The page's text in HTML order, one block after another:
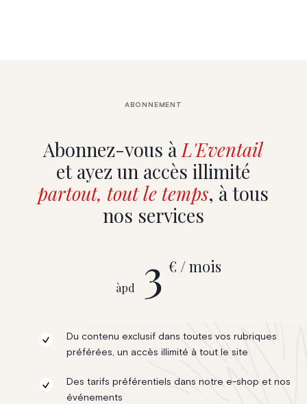
Abonnez-vous àL'Eventail
et ayez un accès illimité
partout, tout le temps, à tous
nos services
ABONNEMENT
àpd 3 € / mois
Du contenu exclusif dans toutes vos rubriques
préférées, un accès illimité à tout le site
Des tarifs préférentiels dans notre e-shop et nos
événements